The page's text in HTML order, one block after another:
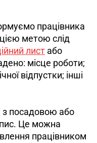
працівника
метою слід
лист або
місце роботи;
відпустки; інші
з посадовою або
Це можна
працівником